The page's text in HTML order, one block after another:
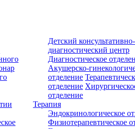
Детский консультативно-
диагностический центр
Диагностическое
Акушерско-
отделение
отделение
отделение
Терапия
Эндокринологическое
Физиотерапевтическое